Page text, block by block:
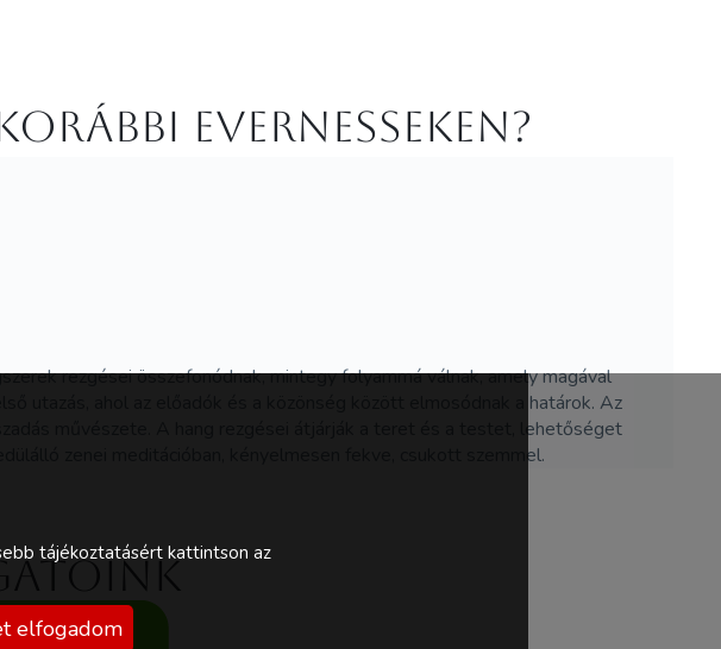
Evernesseken?
rezgései összefonódnak, mintegy folyammá válnak, amely magával
utazás, ahol az előadók és a közönség között elmosódnak a határok. Az
művészete. A hang rezgései átjárják a teret és a testet, lehetőséget
zenei meditációban, kényelmesen fekve, csukott szemmel.
tájékoztatásért kattintson az
elfogadom